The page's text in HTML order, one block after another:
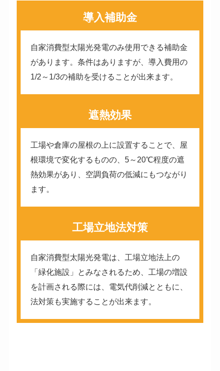
導入補助金
自家消費型太陽光発電のみ使用できる補助金
があります。条件はありますが、導入費用の
1/2～1/3の補助を受けることが出来ます。
遮熱効果
工場や倉庫の屋根の上に設置することで、屋
根環境で変化するものの、5～20℃程度の遮
熱効果があり、空調負荷の低減にもつながり
ます。
工場立地法対策
自家消費型太陽光発電は、工場立地法上の
「緑化施設」とみなされるため、工場の増設
を計画される際には、電気代削減とともに、
法対策も実施することが出来ます。